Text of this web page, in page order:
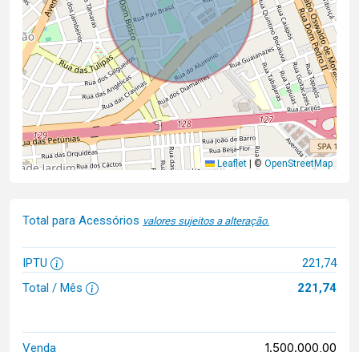
Leaflet © OpenStreetMap
Total para Acessórios valores sujeitos a alteração.
IPTU
221,74
Total / Mês
221,74
Venda 1.500.000,00